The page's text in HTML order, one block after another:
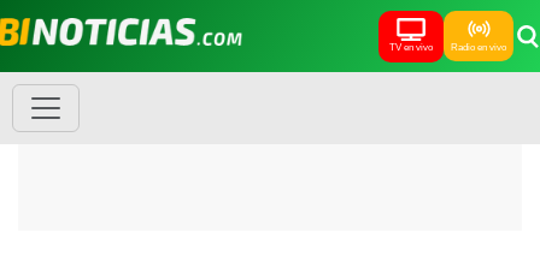
TV en vivo Radio en vivo